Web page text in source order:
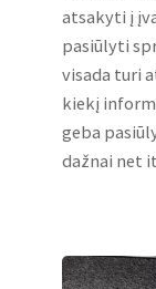
atsakyti į
pasiūlyti
visada turi
kiekį
geba
dažnai net